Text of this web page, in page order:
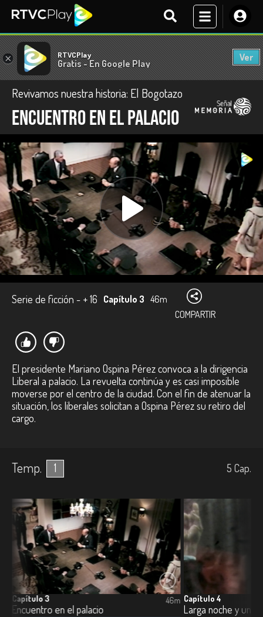
× RTVCPlay
Gratis - En Google Play
Ver
Revivamos nuestra historia: El Bogotazo
Encuentro en el palacio
Serie de ficción - + 16 Capítulo 3 46m
COMPARTIR
El presidente Mariano Ospina Pérez convoca a la dirigencia
Liberal a palacio. La revuelta continúa y es casi imposible
moverse por el centro de la ciudad. Con el fin de atenuar la
situación, los liberales solicitan a Ospina Pérez su retiro del
cargo.
Temp. 1 5 Cap.
Capítulo 3
Encuentro en el palacio
46m Capítulo 4
Larga noche y un